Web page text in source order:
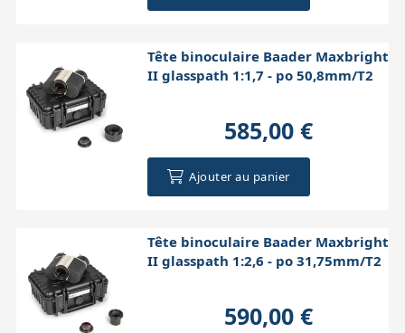
Tête binoculaire Baader Maxbright
II glasspath 1:1,7 - po 50,8mm/T2
585,00 €
Ajouter au panier
Tête binoculaire Baader Maxbright
II glasspath 1:2,6 - po 31,75mm/T2
590,00 €